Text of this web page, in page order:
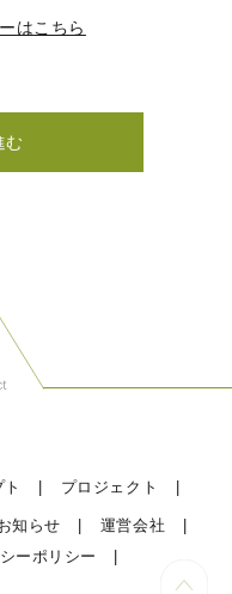
はこちら
む
プロジェクト
知らせ
運営会社
ーポリシー